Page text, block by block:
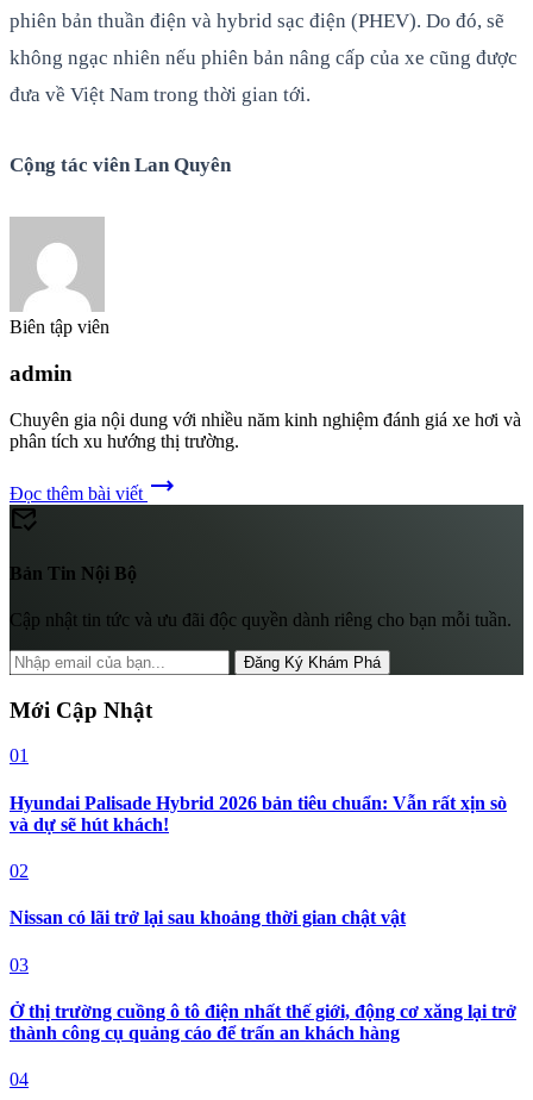
phiên bản thuần điện và hybrid sạc điện (PHEV). Do đó, sẽ
không ngạc nhiên nếu phiên bản nâng cấp của xe cũng được
đưa về Việt Nam trong thời gian tới.
Cộng tác viên Lan Quyên
Biên tập viên
admin
Chuyên gia nội dung với nhiều năm kinh nghiệm đánh giá xe hơi và
phân tích xu hướng thị trường.
Đọc thêm bài viết trending_flat
mark_email_read
Bản Tin Nội Bộ
Cập nhật tin tức và ưu đãi độc quyền dành riêng cho bạn mỗi tuần.
Đăng Ký Khám Phá
Mới Cập Nhật
01
Hyundai Palisade Hybrid 2026 bản tiêu chuẩn: Vẫn rất xịn sò
và dự sẽ hút khách!
02
Nissan có lãi trở lại sau khoảng thời gian chật vật
03
Ở thị trường cuồng ô tô điện nhất thế giới, động cơ xăng lại trở
thành công cụ quảng cáo để trấn an khách hàng
04